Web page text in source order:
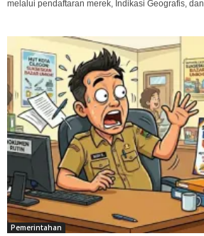
melalui pendaftaran merek, Indikasi Geografis,
Pemerintahan